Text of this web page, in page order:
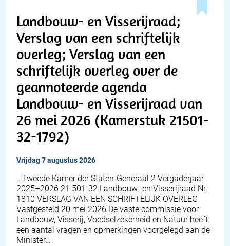
Landbouw- en Visserijraad;
Verslag van een schriftelijk
overleg; Verslag van een
schriftelijk overleg over de
geannoteerde agenda
Landbouw- en Visserijraad van
26 mei 2026 (Kamerstuk 21501-
32-1792)
vrijdag 7 augustus 2026
…Tweede Kamer der Staten-Generaal 2 Vergaderjaar
2025–2026 21 501-32 Landbouw- en Visserijraad Nr.
1810 VERSLAG VAN EEN SCHRIFTELIJK OVERLEG
Vastgesteld 20 mei 2026 De vaste commissie voor
Landbouw, Visserij, Voedselzekerheid en Natuur heeft
een aantal vragen en opmerkingen voorgelegd aan de
Minister…